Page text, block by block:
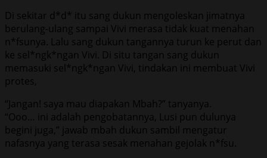
Di sekitar d*d* itu sang dukun mengoleskan jimatnya
berulang-ulang sampai Vivi merasa tidak kuat menahan
n*fsunya. Lalu sang dukun tangannya turun ke perut dan
ke sel*ngk*ngan Vivi. Di situ tangan sang dukun
memasuki sel*ngk*ngan Vivi, tindakan ini membuat Vivi
protes,
“Jangan! saya mau diapakan Mbah?” tanyanya.
“Ooo… ini adalah pengobatannya, Lusi pun dulunya
begini juga,” jawab mbah dukun sambil mengatur
nafasnya yang terasa sesak menahan gejolak n*fsu.